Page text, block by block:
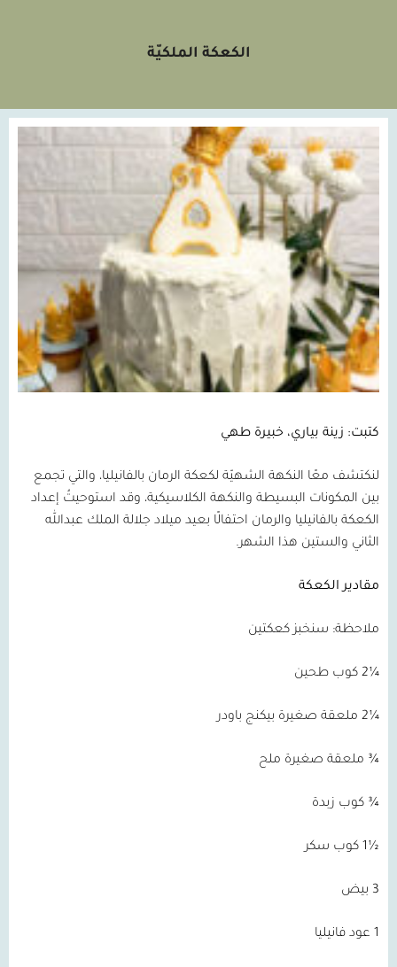
الكعكة الملكيّة
كتبت: زينة بياري، خبيرة طهي
لنكتشف معًا النكهة الشهيّة لكعكة الرمان بالفانيليا، والتي تجمع
بين المكونات البسيطة والنكهة الكلاسيكية، وقد استوحيتُ إعداد
الكعكة بالفانيليا والرمان احتفالًا بعيد ميلاد جلالة الملك عبدالله
الثاني والستين هذا الشهر.
مقادير الكعكة
ملاحظة: سنخبز كعكتين
¼2 كوب طحين
¼2 ملعقة صغيرة بيكنج باودر
¾ ملعقة صغيرة ملح
¾ كوب زبدة
½1 كوب سكر
3 بيض
1 عود فانيليا